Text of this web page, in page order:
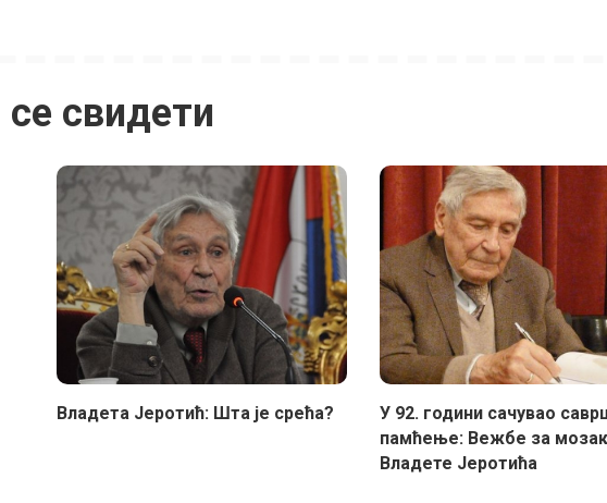
свидети
Владета Јеротић: Шта је срећа?
У 92. години сачувао
памћење: Вежбе за мозак
Владете Јеротића